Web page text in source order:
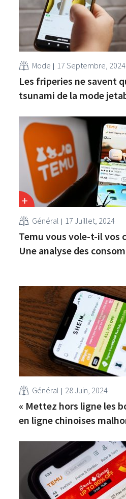
Mode 17 Septembre, 2024
Les friperies ne savent
tsunami de la mode
Général 17 Juillet, 2024
Temu vous vole-t-il vos
Une analyse des
Général 28 Juin, 2024
« Mettez hors ligne les
en ligne chinoises